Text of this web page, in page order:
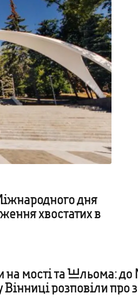
дня
хвостатих в
на мості та Шльома:
Вінниці розповіли